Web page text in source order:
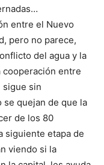
entre el Nuevo
pero no parece,
del agua y la
cooperación entre
sigue sin
se quejan de que la
de los 80
siguiente etapa de
viendo si la